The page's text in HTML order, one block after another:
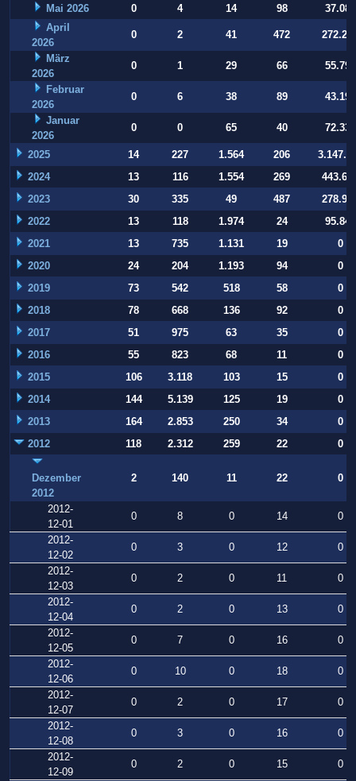
Mai 2026 0 4 14 98
37.084
April
2026
0 2 41 472
März
2026
0 1 29 66
55.794
Februar
2026
0 6 38 89
43.197
Januar
2026
0 0 65 40 72.332
2025 14 227 1.564 206
2024
13 116 1.554 269
2023
30 335 49 487
2022
13 118 1.974 24
95.847
2021
13 735 1.131 19
0
2020
24 204 1.193 94
0
2019
73 542 518 58
0
2018
78 668 136 92
0
2017
51 975 63 35
0
2016
55 823 68 11
0
2015
106 3.118 103 15
0
2014
144 5.139 125 19
0
2013
164 2.853 250 34
0
2012
118 2.312 259 22 0
Dezember
2012
2 140 11 22 0
2012-
12-01
0 8 0 14
0
2012-
12-02
0 3 0 12
0
2012-
12-03
0 2 0 11
0
2012-
12-04
0 2 0 13
0
2012-
12-05
0 7 0 16
0
2012-
12-06
0 10 0 18
0
2012-
12-07
0 2 0 17
0
2012-
12-08
0 3 0 16
0
2012-
12-09
0 2 0 15
0